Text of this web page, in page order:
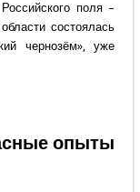
поля –
состоялась
чернозём», уже
ли русский
опыты